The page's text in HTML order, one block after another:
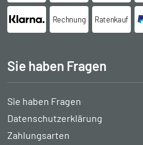
Rechnung Ratenkauf
Sie haben Fragen
Sie haben Fragen
Datenschutzerklärung
Zahlungsarten